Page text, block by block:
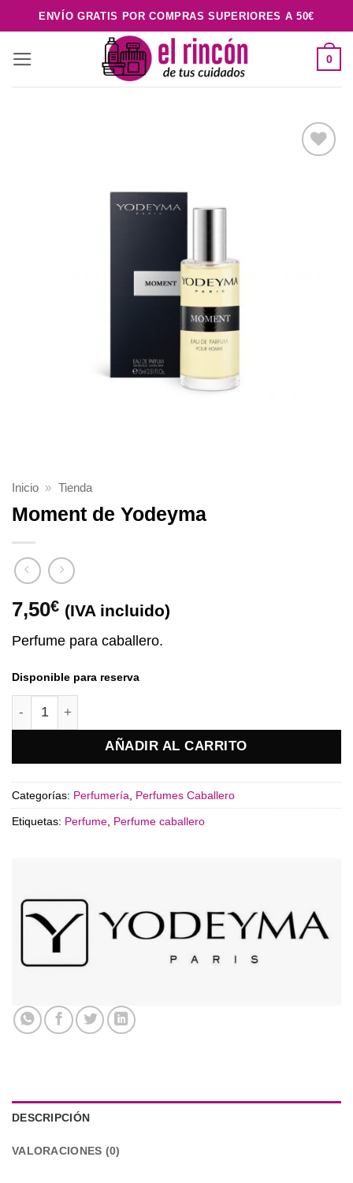
al
contenido
ENVÍO GRATIS POR COMPRAS SUPERIORES A 50€
0
Inicio » Tienda
Moment de Yodeyma
7,50€ (IVA incluido)
Perfume para caballero.
Disponible para reserva
Moment de Yodeyma cantidad
AÑADIR AL CARRITO
Categorías: Perfumería Perfumes Caballero
Etiquetas: Perfume Perfume caballero
DESCRIPCIÓN
VALORACIONES (0)